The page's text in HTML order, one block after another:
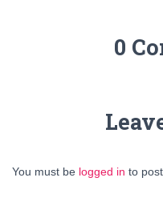
0
You must be logged in to